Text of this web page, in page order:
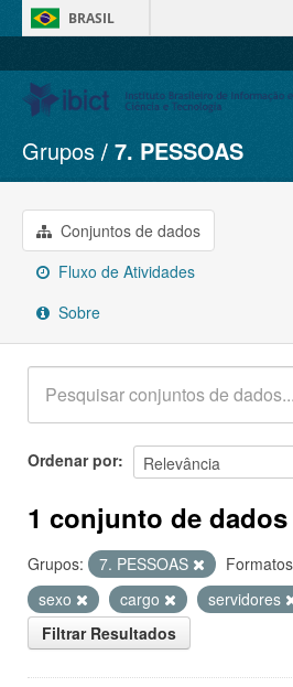
BRASIL
Conjuntos de dados
Organizações
Grupos
Sobre
Grupos 7. PESSOAS
Conjuntos de dados
Fluxo de Atividades
Sobre
Ordenar por
1 conjunto de
Grupos: 7. PESSOAS
sexo
cargo
servidores
Filtrar Resultados